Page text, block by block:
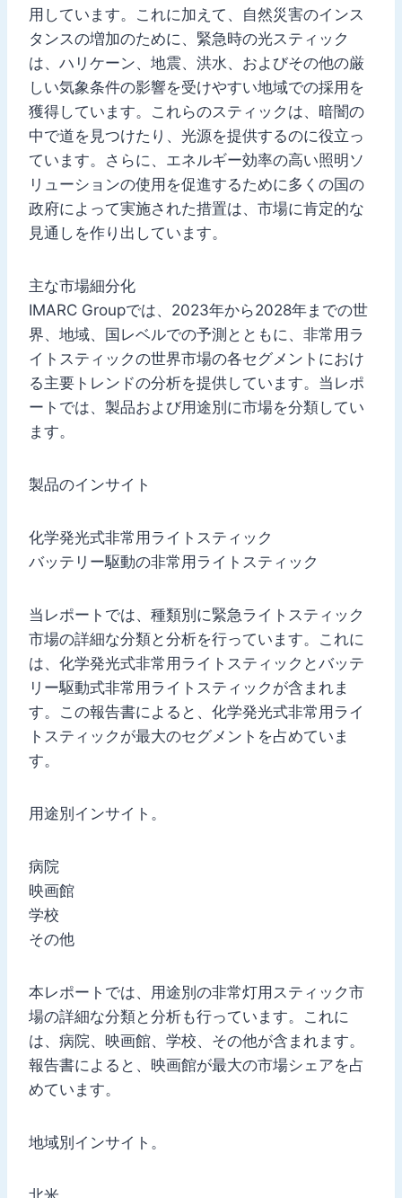
用しています。これに加えて、自然災害のインス
タンスの増加のために、緊急時の光スティック
は、ハリケーン、地震、洪水、およびその他の厳
しい気象条件の影響を受けやすい地域での採用を
獲得しています。これらのスティックは、暗闇の
中で道を見つけたり、光源を提供するのに役立っ
ています。さらに、エネルギー効率の高い照明ソ
リューションの使用を促進するために多くの国の
政府によって実施された措置は、市場に肯定的な
見通しを作り出しています。
主な市場細分化
IMARC Groupでは、2023年から2028年までの世
界、地域、国レベルでの予測とともに、非常用ラ
イトスティックの世界市場の各セグメントにおけ
る主要トレンドの分析を提供しています。当レポ
ートでは、製品および用途別に市場を分類してい
ます。
製品のインサイト
化学発光式非常用ライトスティック
バッテリー駆動の非常用ライトスティック
当レポートでは、種類別に緊急ライトスティック
市場の詳細な分類と分析を行っています。これに
は、化学発光式非常用ライトスティックとバッテ
リー駆動式非常用ライトスティックが含まれま
す。この報告書によると、化学発光式非常用ライ
トスティックが最大のセグメントを占めていま
す。
用途別インサイト。
病院
映画館
学校
その他
本レポートでは、用途別の非常灯用スティック市
場の詳細な分類と分析も行っています。これに
は、病院、映画館、学校、その他が含まれます。
報告書によると、映画館が最大の市場シェアを占
めています。
地域別インサイト。